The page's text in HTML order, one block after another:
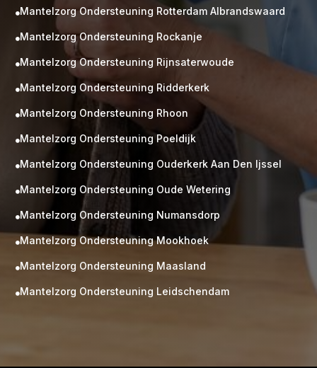
Gratis
M
Neem vrijblijvend contact op!
Mantelzorg Ondersteuning Rotterdam Albrandswaard
Mantelzorg Ondersteuning Rockanje
Mantelzorg Ondersteuning Rijnsaterwoude
Mantelzorg Ondersteuning Ridderkerk
Mantelzorg Ondersteuning Rhoon
Mantelzorg Ondersteuning Poeldijk
Mantelzorg Ondersteuning Ouderkerk Aan Den Ijssel
Mantelzorg Ondersteuning Oude Wetering
Mantelzorg Ondersteuning Numansdorp
Mantelzorg Ondersteuning Mookhoek
Mantelzorg Ondersteuning Maasland
Mantelzorg Ondersteuning Leidschendam